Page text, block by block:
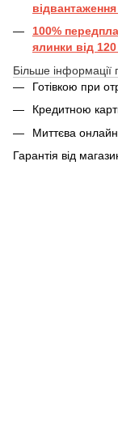
100%
ялинки від
Більше інформації
Готівкою при
Кредитною
Миттєва
Гарантія від